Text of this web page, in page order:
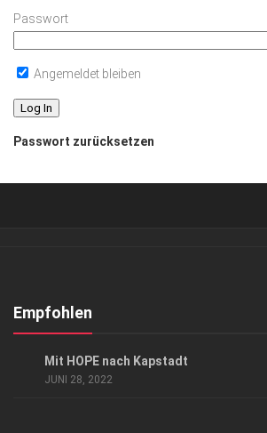
Passwort
Angemeldet bleiben
Passwort zurücksetzen
Kontakt, Impressum
Empfohlen
Mit HOPE nach Kapstadt
JUNI 28, 2022